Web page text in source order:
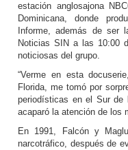
estación anglosajona
Dominicana, donde
Informe, además de ser
Noticias SIN a las 10:00
noticiosas del grupo.
“Verme en esta
Florida, me tomó por
periodísticas en el Sur de
acaparó la atención de los
En 1991, Falcón y
narcotráfico, después de